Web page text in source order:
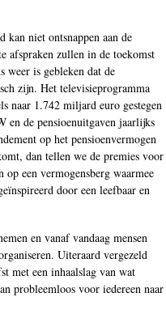
kan niet ontsnappen aan de
afspraken zullen in de toekomst
weer is gebleken dat de
zijn. Het televisieprogramma
naar 1.742 miljard euro gestegen
en de pensioenuitgaven jaarlijks
op het pensioenvermogen
dan tellen we de premies voor
een vermogensberg waarmee
door een leefbaar en
en vanaf vandaag mensen
Uiteraard vergezeld
met een inhaalslag van wat
probleemloos voor iedereen naar